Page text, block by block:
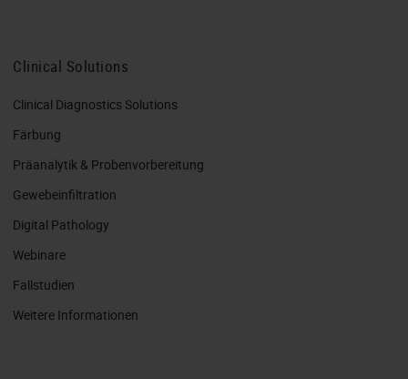
Clinical Solutions
Clinical Diagnostics Solutions
Färbung
Präanalytik & Probenvorbereitung
Gewebeinfiltration
Digital Pathology
Webinare
Fallstudien
Weitere Informationen